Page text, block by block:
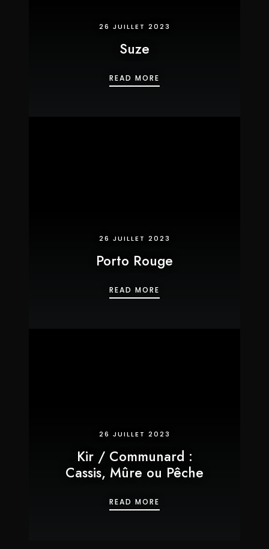
26 JUILLET 2023
Suze
READ MORE
26 JUILLET 2023
Porto Rouge
READ MORE
26 JUILLET 2023
Kir / Communard :
Cassis, Mûre ou Pêche
READ MORE